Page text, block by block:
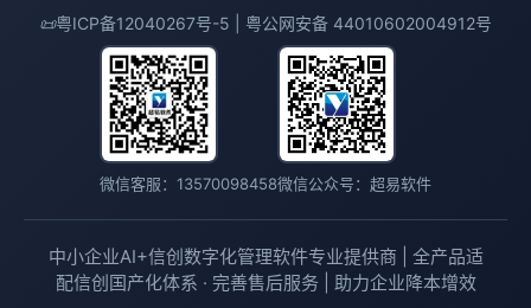
📜粤ICP备12040267号-5 | 粤公网安备 44010602004912号
微信客服：13570098458微信公众号：超易软件
中小企业AI+信创数字化管理软件专业提供商 | 全产品适
配信创国产化体系 · 完善售后服务 | 助力企业降本增效